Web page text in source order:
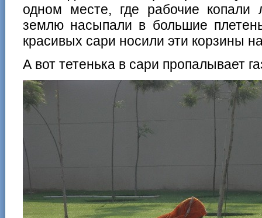
одном месте, где рабочие копали
землю насыпали в большие
красивых сари носили эти корзины
А вот тетенька в сари пропалывает